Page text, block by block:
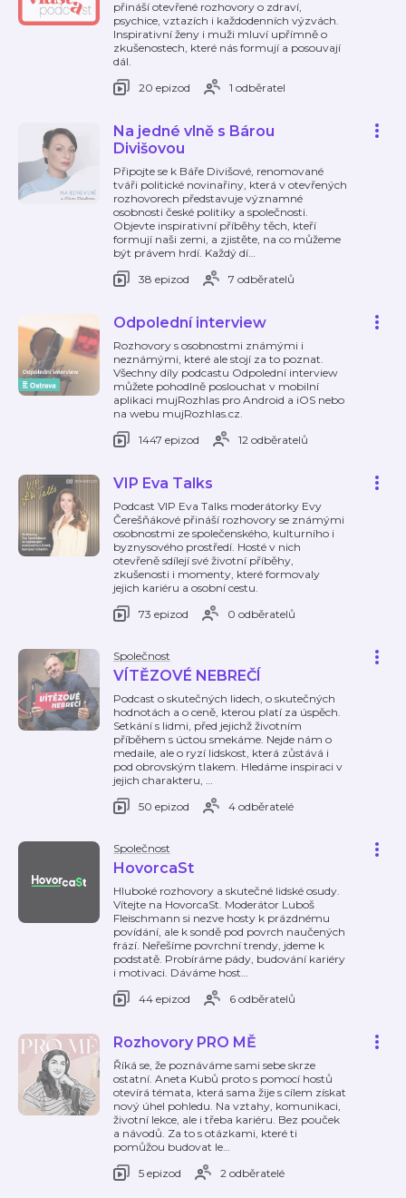
přináší otevřené rozhovory o zdraví,
psychice, vztazích i každodenních výzvách.
Inspirativní ženy i muži mluví upřímně o
zkušenostech, které nás formují a posouvají
dál.
20 epizod
1 odběratel
Na jedné vlně s Bárou
Divišovou
Připojte se k Báře Divišové, renomované
tváři politické novinařiny, která v otevřených
rozhovorech představuje významné
osobnosti české politiky a společnosti.
Objevte inspirativní příběhy těch, kteří
formují naši zemi, a zjistěte, na co můžeme
být právem hrdí. Každý dí…
38 epizod
7 odběratelů
Odpolední interview
Rozhovory s osobnostmi známými i
neznámými, které ale stojí za to poznat.
Všechny díly podcastu Odpolední interview
můžete pohodlně poslouchat v mobilní
aplikaci mujRozhlas pro Android a iOS nebo
na webu mujRozhlas.cz.
1447 epizod
12 odběratelů
VIP Eva Talks
Podcast VIP Eva Talks moderátorky Evy
Čerešňákové přináší rozhovory se známými
osobnostmi ze společenského, kulturního i
byznysového prostředí. Hosté v nich
otevřeně sdílejí své životní příběhy,
zkušenosti i momenty, které formovaly
jejich kariéru a osobní cestu.
73 epizod
0 odběratelů
Společnost
VÍTĚZOVÉ NEBREČÍ
Podcast o skutečných lidech, o skutečných
hodnotách a o ceně, kterou platí za úspěch.
Setkání s lidmi, před jejichž životním
příběhem s úctou smekáme. Nejde nám o
medaile, ale o ryzí lidskost, která zůstává i
pod obrovským tlakem. Hledáme inspiraci v
jejich charakteru, …
50 epizod
4 odběratelé
Společnost
HovorcaSt
Hluboké rozhovory a skutečné lidské osudy.
Vítejte na HovorcaSt. Moderátor Luboš
Fleischmann si nezve hosty k prázdnému
povídání, ale k sondě pod povrch naučených
frází. Neřešíme povrchní trendy, jdeme k
podstatě. Probíráme pády, budování kariéry
i motivaci. Dáváme host…
44 epizod
6 odběratelů
Rozhovory PRO MĚ
Říká se, že poznáváme sami sebe skrze
ostatní. Aneta Kubů proto s pomocí hostů
otevírá témata, která sama žije s cílem získat
nový úhel pohledu. Na vztahy, komunikaci,
životní lekce, ale i třeba kariéru. Bez pouček
a návodů. Za to s otázkami, které ti
pomůžou budovat le…
5 epizod
2 odběratelé